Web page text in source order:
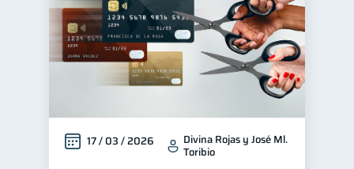
17 / 03 / 2026 Divina Rojas y José Ml.
Toribio